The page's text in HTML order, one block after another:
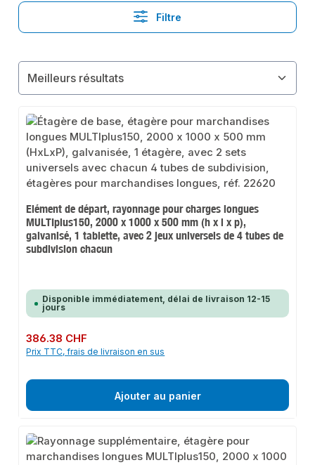
Filtre
Elément de départ, rayonnage pour charges longues
MULTIplus150, 2000 x 1000 x 500 mm (h x l x p),
galvanisé, 1 tablette, avec 2 jeux universels de 4 tubes de
subdivision chacun
Disponible immédiatement, délai de livraison 12-15
jours
Prix régulier :
386.38 CHF
Prix TTC, frais de livraison en sus
Ajouter au panier